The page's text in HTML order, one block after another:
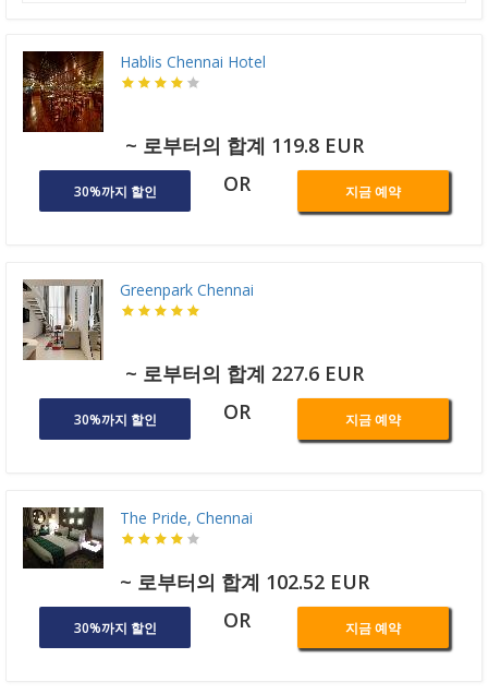
Hablis Chennai Hotel
~ 로부터의 합계 119.8 EUR
30%까지 할인 OR 지금 예약
Greenpark Chennai
~ 로부터의 합계 227.6 EUR
30%까지 할인 OR 지금 예약
The Pride, Chennai
~ 로부터의 합계 102.52 EUR
30%까지 할인 OR 지금 예약